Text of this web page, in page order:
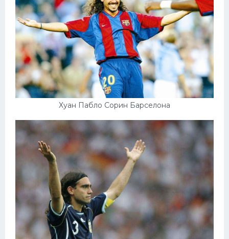
Хуан Пабло Сорин Барселона